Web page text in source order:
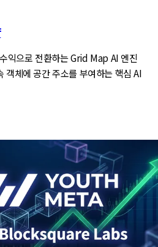
익으로 전환하는 Grid Map AI 엔진
객체에 공간 주소를 부여하는 핵심 AI